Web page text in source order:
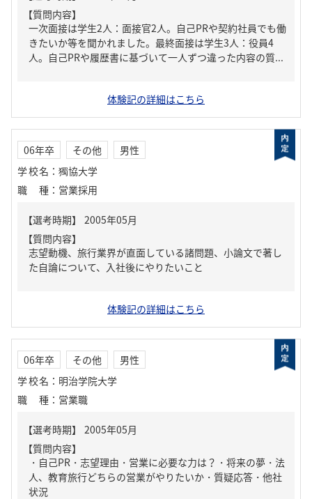
【質問内容】
一次面接は学生2人：面接官2人。自己PRや契約社員でも働
きたいか等を聞かれました。最終面接は学生3人：役員4
人。自己PRや履歴書に基づいて一人ずつ違った内容の質...
体験記の詳細はこちら
06年卒 その他
男性
学校名 ： 獨協大学
職種 ： 営業採用
【質問内容】
志望動機、旅行業界が直面している諸問題、小論文で著し
た自論について、入社後にやりたいこと
体験記の詳細はこちら
06年卒 その他
男性
学校名 ： 明治学院大学
職種 ： 営業職
【質問内容】
・自己PR・志望理由・営業に必要な力は？・将来の夢・法
人、教育旅行どちらの営業がやりたいか・質疑応答・他社
状況